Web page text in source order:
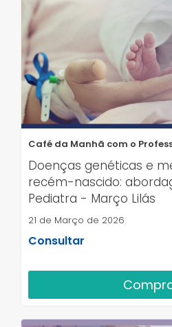
Café da Manhã com o
Doenças genéticas e
recém-nascido:
Pediatra - Março Lilás
21 de Março de 2026
Consultar